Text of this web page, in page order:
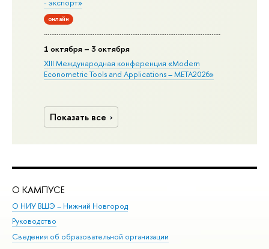
- экспорт»
онлайн
1 октября – 3 октября
XIII Международная конференция «Modern
Econometric Tools and Applications – META2026»
Показать все
О КАМПУСЕ
О НИУ ВШЭ – Нижний Новгород
Руководство
Сведения об образовательной организации